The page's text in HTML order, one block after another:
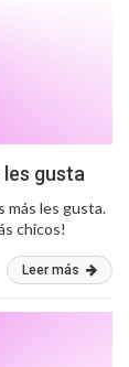
gusta
más les gusta.
chicos!
Leer más